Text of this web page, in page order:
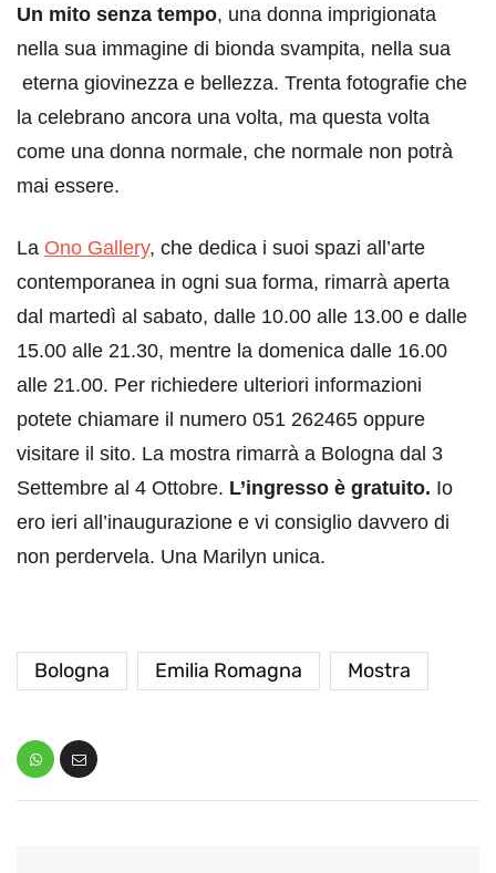
Un mito senza tempo, una donna imprigionata
nella sua immagine di bionda svampita, nella sua
eterna giovinezza e bellezza. Trenta fotografie che
la celebrano ancora una volta, ma questa volta
come una donna normale, che normale non potrà
mai essere.
La Ono Gallery, che dedica i suoi spazi all’arte
contemporanea in ogni sua forma, rimarrà aperta
dal martedì al sabato, dalle 10.00 alle 13.00 e dalle
15.00 alle 21.30, mentre la domenica dalle 16.00
alle 21.00. Per richiedere ulteriori informazioni
potete chiamare il numero 051 262465 oppure
visitare il sito. La mostra rimarrà a Bologna dal 3
Settembre al 4 Ottobre. L’ingresso è gratuito. Io
ero ieri all’inaugurazione e vi consiglio davvero di
non perdervela. Una Marilyn unica.
Bologna Emilia Romagna Mostra